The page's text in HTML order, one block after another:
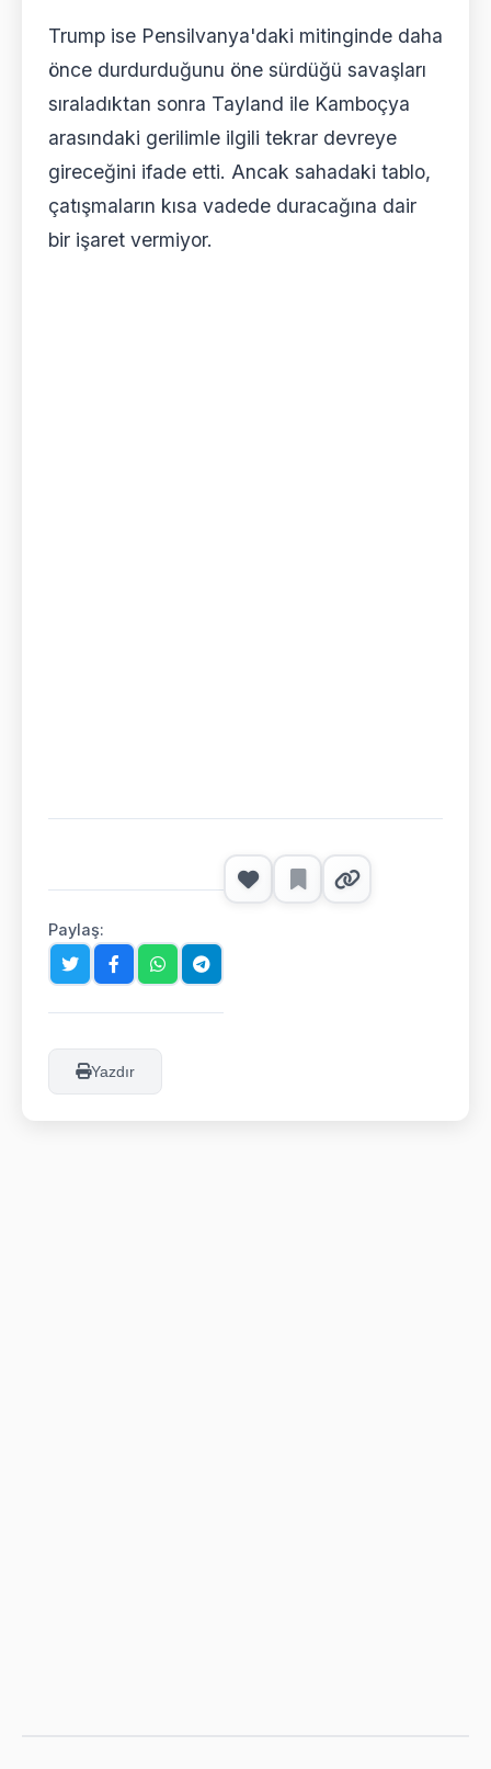
Trump ise Pensilvanya'daki mitinginde daha
önce durdurduğunu öne sürdüğü savaşları
sıraladıktan sonra Tayland ile Kamboçya
arasındaki gerilimle ilgili tekrar devreye
gireceğini ifade etti. Ancak sahadaki tablo,
çatışmaların kısa vadede duracağına dair
bir işaret vermiyor.
Paylaş:
Yazdır